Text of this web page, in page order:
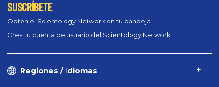
SUSCRÍBETE
Obtén el Scientology Network en tu bandeja
Crea tu cuenta de usuario del Scientology Network
Regiones / Idiomas